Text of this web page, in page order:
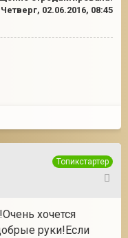
Четверг, 02.06.2016, 08:45
Топикстартер
хочется
руки!Если